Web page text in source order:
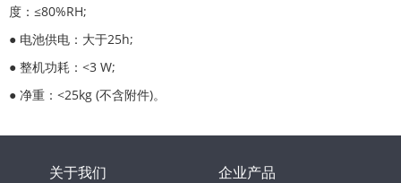
度：≤80%RH;
● 电池供电：大于25h;
● 整机功耗：<3 W;
● 净重：<25kg (不含附件)。
关于我们 企业产品